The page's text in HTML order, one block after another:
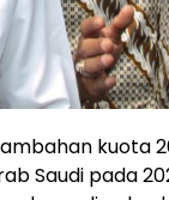
kuota
Saudi pada